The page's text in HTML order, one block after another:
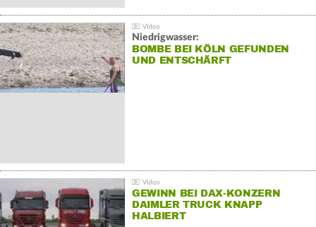
Niedrigwasser:
BOMBE BEI KÖLN GEFUNDEN
UND ENTSCHÄRFT
GEWINN BEI DAX-KONZERN
DAIMLER TRUCK KNAPP
HALBIERT